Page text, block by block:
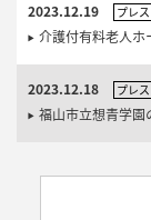
2023.12.19 プレ
介護付有料老人ホ
2023.12.18 プレ
福山市立想青学園